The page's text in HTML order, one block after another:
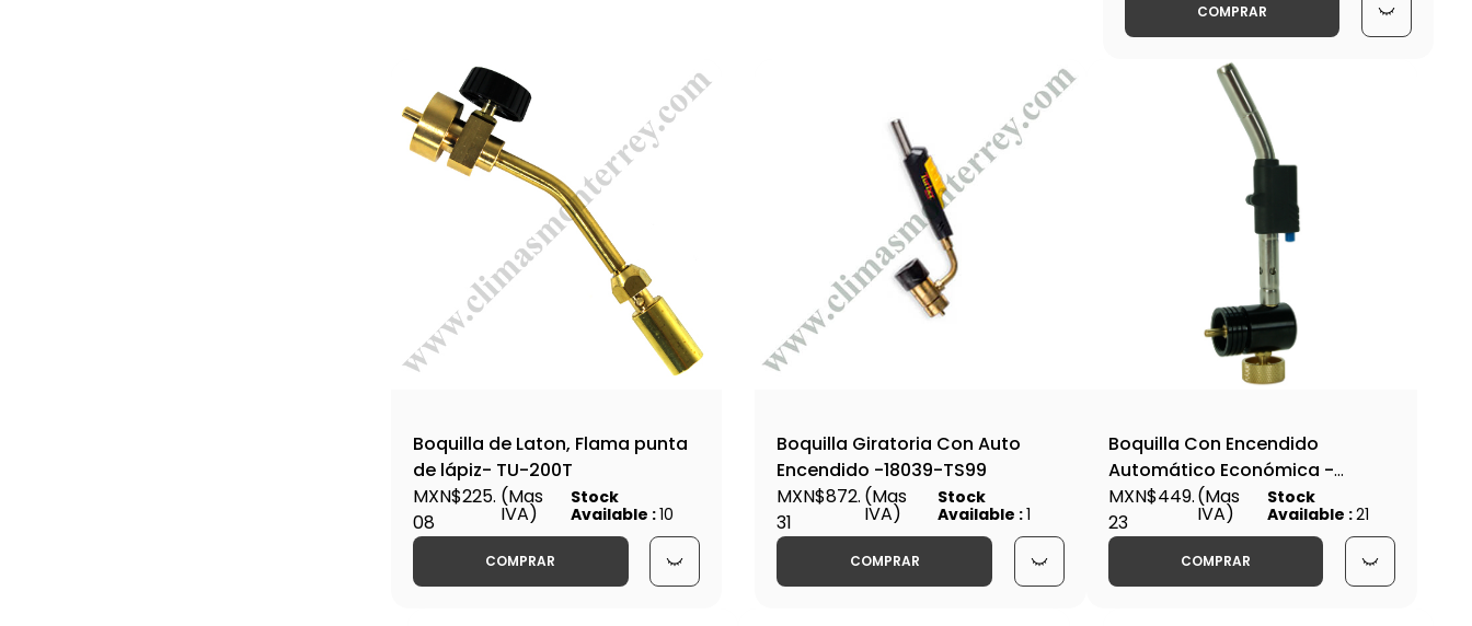
COMPRAR
Boquilla de Laton, Flama punta
de lápiz- TU-200T
MXN$225.
08
(Mas
IVA)
Stock
Available :10
COMPRAR
Boquilla Giratoria Con Auto
Encendido -18039-TS99
MXN$872.
31
(Mas
IVA)
Stock
Available :1
COMPRAR
Boquilla Con Encendido
Automático Económica -
HTGB-802B
MXN$449.
23
(Mas
IVA)
Stock
Available :21
COMPRAR